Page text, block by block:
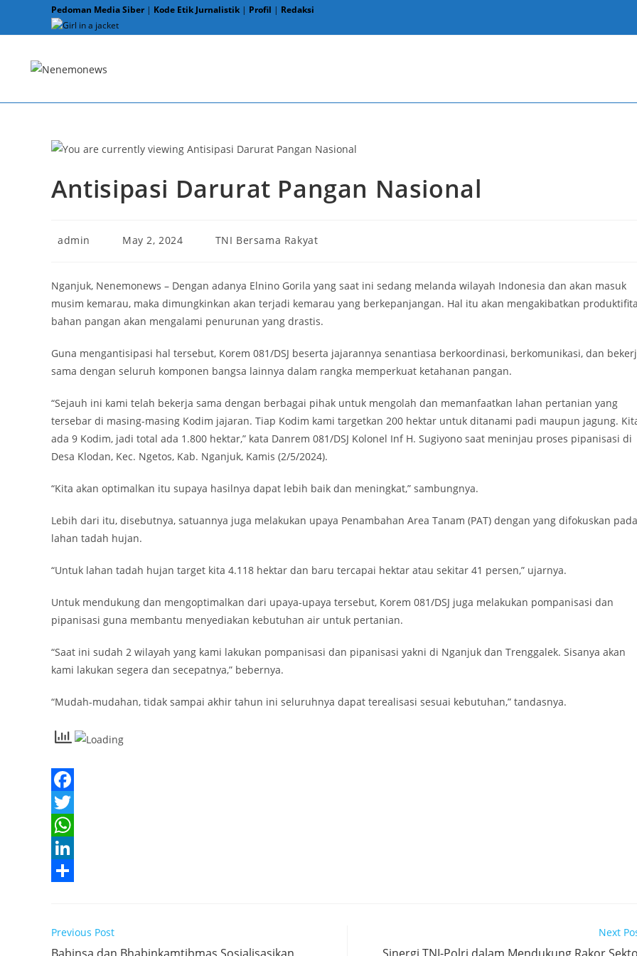
Pedoman Media Siber| Kode Etik Jurnalistik | Profil | Redaksi
Antisipasi Darurat Pangan Nasional
Post
admin
Post
published:
May 2, 2024
Post
TNI Bersama Rakyat
Nganjuk, Nenemonews – Dengan adanya Elnino Gorila yang saat ini sedang melanda wilayah Indonesia dan akan masuk
musim kemarau, maka dimungkinkan akan terjadi kemarau yang berkepanjangan. Hal itu akan mengakibatkan
bahan pangan akan mengalami penurunan yang drastis.
Guna mengantisipasi hal tersebut, Korem 081/DSJ beserta jajarannya senantiasa berkoordinasi, berkomunikasi, dan
sama dengan seluruh komponen bangsa lainnya dalam rangka memperkuat ketahanan pangan.
“Sejauh ini kami telah bekerja sama dengan berbagai pihak untuk mengolah dan memanfaatkan lahan pertanian yang
tersebar di masing-masing Kodim jajaran. Tiap Kodim kami targetkan 200 hektar untuk ditanami padi maupun jagung.
ada 9 Kodim, jadi total ada 1.800 hektar,” kata Danrem 081/DSJ Kolonel Inf H. Sugiyono saat meninjau proses pipanisasi di
Desa Klodan, Kec. Ngetos, Kab. Nganjuk, Kamis (2/5/2024).
“Kita akan optimalkan itu supaya hasilnya dapat lebih baik dan meningkat,” sambungnya.
Lebih dari itu, disebutnya, satuannya juga melakukan upaya Penambahan Area Tanam (PAT) dengan yang difokuskan pada
lahan tadah hujan.
“Untuk lahan tadah hujan target kita 4.118 hektar dan baru tercapai hektar atau sekitar 41 persen,” ujarnya.
Untuk mendukung dan mengoptimalkan dari upaya-upaya tersebut, Korem 081/DSJ juga melakukan pompanisasi dan
pipanisasi guna membantu menyediakan kebutuhan air untuk pertanian.
“Saat ini sudah 2 wilayah yang kami lakukan pompanisasi dan pipanisasi yakni di Nganjuk dan Trenggalek. Sisanya akan
kami lakukan segera dan secepatnya,” bebernya.
“Mudah-mudahan, tidak sampai akhir tahun ini seluruhnya dapat terealisasi sesuai kebutuhan,” tandasnya.
F
a
c
e
o
T
w
e
W
h
ska
Read
more
Previous Post Next